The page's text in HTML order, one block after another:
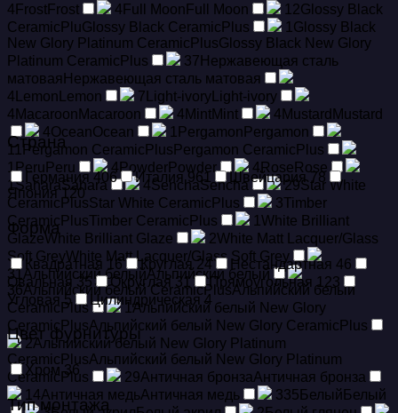
4 FrostFrost 4 Full Moon Full Moon 12Glossy Black
CeramicPluGlossy Black CeramicPlus 1 Glossy Black
New Glory Platinum CeramicPlusGlossy Black New Glory
Platinum CeramicPlus
37 Hержавеющая сталь
матовая Hержавеющая сталь матовая
4 Lemon Lemon 7 Light-ivory Light-ivory
4 Macaroon Macaroon 4 MintMint 4 Mustard Mustard
4OceanOcean 1 Pergamon Pergamon
11 Pergamon CeramicPlus Pergamon CeramicPlus
1Peru Peru 4 PowderPowder 4Rose Rose
1SaharaSahara 4SenchaSencha 29Star White
CeramicPlusStar White CeramicPlus 3Timber
CeramicPlusTimber CeramicPlus 1 White Brilliant
GlazeWhite Brilliant Glaze 2White Matt Lacquer/Glass
Soft GreyWhite Matt Lacquer/Glass Soft Grey
31Альпийский белыйАльпийский белый
36Альпийский белый CeramicPlusАльпийский белый
CeramicPlus
1Альпийский белый New Glory
CeramicPlusАльпийский белый New Glory CeramicPlus
2Альпийский белый New Glory Platinum
CeramicPlusАльпийский белый New Glory Platinum
CeramicPlus
29Античная бронзаАнтичная бронза
14Античная медьАнтичная медь 335 Белый Белый
Страна
Германия 406 Италия961 Швейцария78
Япония120
Форма
Квадратная 16 Круглая24 Нестандартная 46
Овальная35 Округлая31 Прямоугольная 123
Угловая5 Цилиндрическая4
Цвет фурнитуры
Хром36
Тип монтажа